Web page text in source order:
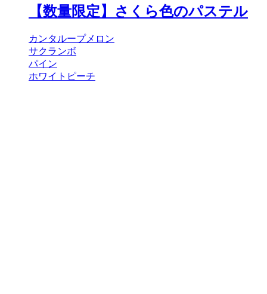
【数量限定】さくら色のパステル
カンタループメロン
サクランボ
パイン
ホワイトピーチ